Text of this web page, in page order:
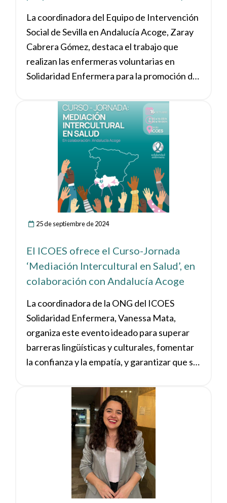
La coordinadora del Equipo de Intervención
Social de Sevilla en Andalucía Acoge, Zaray
Cabrera Gómez, destaca el trabajo que
realizan las enfermeras voluntarias en
Solidaridad Enfermera para la promoción de
25 de septiembre de 2024
El ICOES ofrece el Curso-Jornada
‘Mediación Intercultural en Salud’, en
colaboración con Andalucía Acoge
La coordinadora de la ONG del ICOES
Solidaridad Enfermera, Vanessa Mata,
organiza este evento ideado para superar
barreras lingüísticas y culturales, fomentar
la confianza y la empatía, y garantizar que se
adecuada a la población inmigrante.